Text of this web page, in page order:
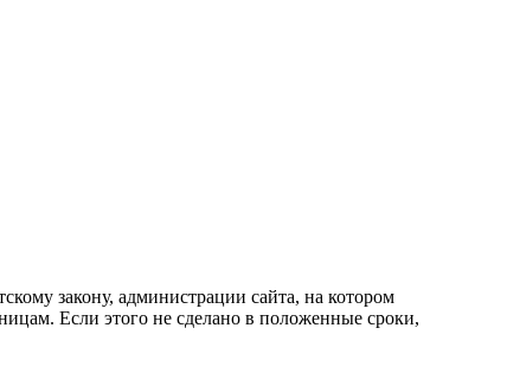
закону, администрации сайта, на котором
Если этого не сделано в положенные сроки,